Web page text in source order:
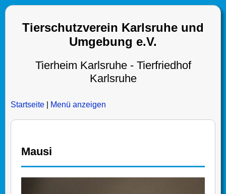
Tierschutzverein Karlsruhe und
Umgebung e.V.
Tierheim Karlsruhe - Tierfriedhof
Karlsruhe
Startseite Menü anzeigen
Mausi